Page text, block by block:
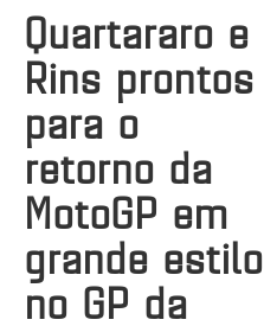
Quartararo e
Rins prontos
para o
retorno da
MotoGP em
grande estilo
no GP da